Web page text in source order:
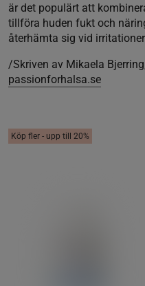
är det populärt att
tillföra huden fukt och
återhämta sig vid
/Skriven av Mikaela
passionforhalsa.se
Köp fler - upp till 20%